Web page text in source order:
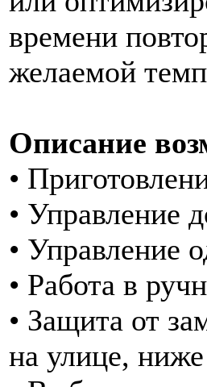
времени
желаемой
Описание
•
• Управление
• Управление
• Работа в
• Защита от
на улице,